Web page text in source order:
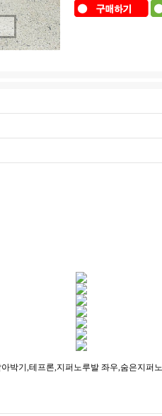
박기,테프론,지퍼노루발 좌우,숨은지퍼